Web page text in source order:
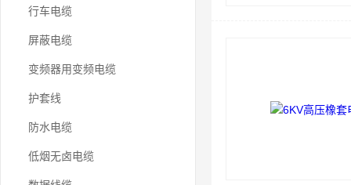
行车电缆
屏蔽电缆
变频器用变频电缆
护套线
防水电缆
低烟无卤电缆